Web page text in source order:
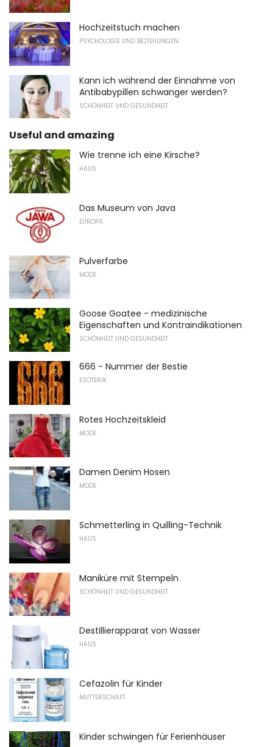
Hochzeitstuch machen
PSYCHOLOGIE UND BEZIEHUNGEN
Kann ich während der Einnahme von
Antibabypillen schwanger werden?
SCHÖNHEIT UND GESUNDHEIT
Useful and amazing
Wie trenne ich eine Kirsche?
HAUS
Das Museum von Java
EUROPA
Pulverfarbe
MODE
Goose Goatee - medizinische
Eigenschaften und Kontraindikationen
SCHÖNHEIT UND GESUNDHEIT
666 - Nummer der Bestie
ESOTERIK
Rotes Hochzeitskleid
MODE
Damen Denim Hosen
MODE
Schmetterling in Quilling-Technik
HAUS
Maniküre mit Stempeln
SCHÖNHEIT UND GESUNDHEIT
Destillierapparat von Wasser
HAUS
Cefazolin für Kinder
MUTTERSCHAFT
Kinder schwingen für Ferienhäuser